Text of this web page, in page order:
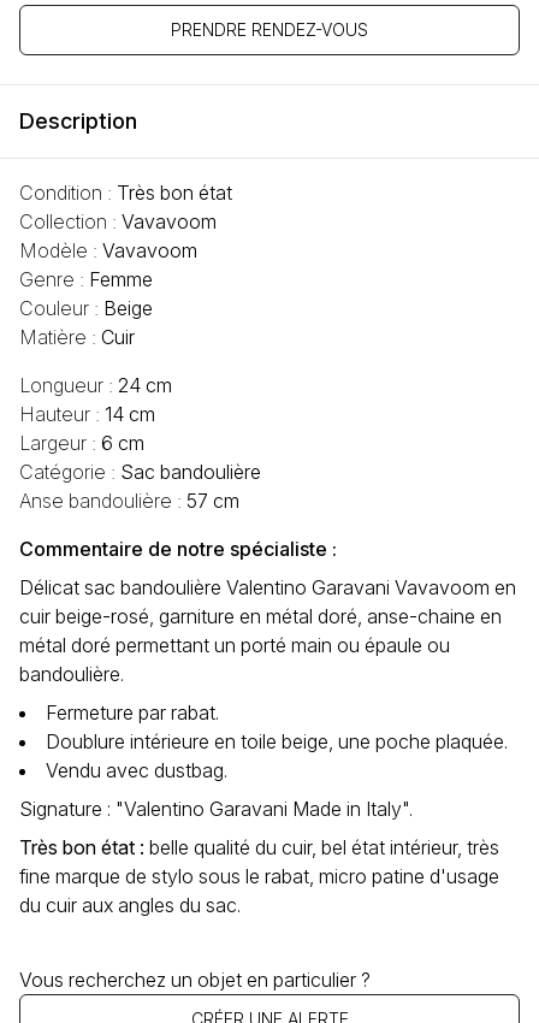
PRENDRE RENDEZ-VOUS
Description
Condition : Très bon état
Collection : Vavavoom
Modèle : Vavavoom
Genre : Femme
Couleur : Beige
Matière : Cuir
Longueur : 24 cm
Hauteur : 14 cm
Largeur : 6 cm
Catégorie : Sac bandoulière
Anse bandoulière : 57 cm
Commentaire de notre spécialiste :
Délicat sac bandoulière Valentino Garavani Vavavoom en
cuir beige-rosé, garniture en métal doré, anse-chaine en
métal doré permettant un porté main ou épaule ou
bandoulière.
Fermeture par rabat.
Doublure intérieure en toile beige, une poche plaquée.
Vendu avec dustbag.
Signature : "Valentino Garavani Made in Italy".
Très bon état : belle qualité du cuir, bel état intérieur, très
fine marque de stylo sous le rabat, micro patine d'usage
du cuir aux angles du sac.
Vous recherchez un objet en particulier ?